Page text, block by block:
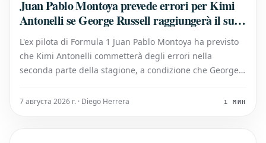
Juan Pablo Montoya prevede errori per Kimi
Antonelli se George Russell raggiungerà il suo
ritmo
L'ex pilota di Formula 1 Juan Pablo Montoya ha previsto
che Kimi Antonelli commetterà degli errori nella
seconda parte della stagione, a condizione che George
diciannovenne pilota della Mercedes ha dimostrato di
7 августа 2026 г. · Diego Herrera 1 МИН